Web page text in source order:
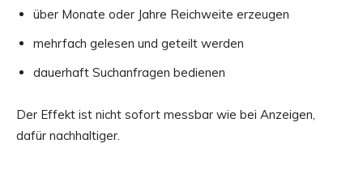
über Monate oder Jahre Reichweite erzeugen
mehrfach gelesen und geteilt werden
dauerhaft Suchanfragen bedienen
Der Effekt ist nicht sofort messbar wie bei Anzeigen,
dafür nachhaltiger.